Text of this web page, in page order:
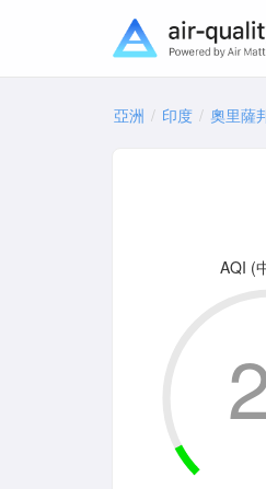
亞洲 印度 奧里薩
AQI (